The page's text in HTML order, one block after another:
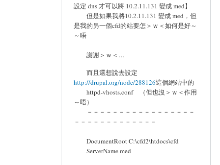
設定 dns 才可以將 10.2.11.131 變成 med】
但是如果我將10.2.11.131 變成 med，但
是我的另一個cfd的站要怎＞ｗ＜如何是好～
～唔
謝謝＞ｗ＜…
而且還想說去設定
http://drupal.org/node/288126這個網站中的
httpd-vhosts.conf （但也沒＞ｗ＜作用
～唔）
－－－－－－－－－－－－－－－－－
－－－－－－－－－－－－－
DocumentRoot C:\cfd2\htdocs\cfd
ServerName med